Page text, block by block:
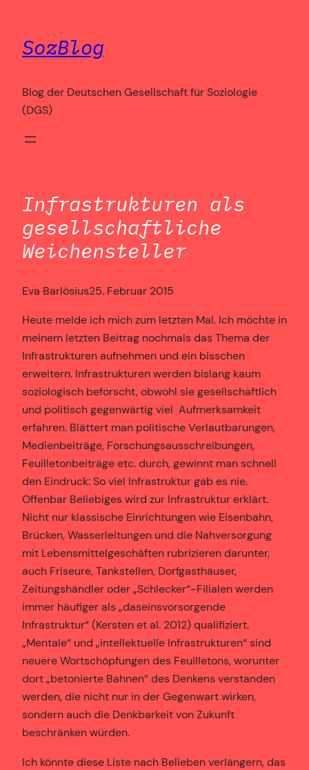
springen
SozBlog
Blog der Deutschen Gesellschaft für Soziologie
(DGS)
Infrastrukturen als
gesellschaftliche
Weichensteller
Eva Barlösius25. Februar 2015
Heute melde ich mich zum letzten Mal. Ich möchte in
meinem letzten Beitrag nochmals das Thema der
Infrastrukturen aufnehmen und ein bisschen
erweitern. Infrastrukturen werden bislang kaum
soziologisch beforscht, obwohl sie gesellschaftlich
und politisch gegenwärtig viel Aufmerksamkeit
erfahren. Blättert man politische Verlautbarungen,
Medienbeiträge, Forschungsausschreibungen,
Feuilletonbeiträge etc. durch, gewinnt man schnell
den Eindruck: So viel Infrastruktur gab es nie.
Offenbar Beliebiges wird zur Infrastruktur erklärt.
Nicht nur klassische Einrichtungen wie Eisenbahn,
Brücken, Wasserleitungen und die Nahversorgung
mit Lebensmittelgeschäften rubrizieren darunter,
auch Friseure, Tankstellen, Dorfgasthäuser,
Zeitungshändler oder „Schlecker“-Filialen werden
immer häufiger als „daseinsvorsorgende
Infrastruktur“ (Kersten et al. 2012) qualifiziert.
„Mentale“ und „intellektuelle Infrastrukturen“ sind
neuere Wortschöpfungen des Feuilletons, worunter
dort „betonierte Bahnen“ des Denkens verstanden
werden, die nicht nur in der Gegenwart wirken,
sondern auch die Denkbarkeit von Zukunft
beschränken würden.
Ich könnte diese Liste nach Belieben verlängern, das